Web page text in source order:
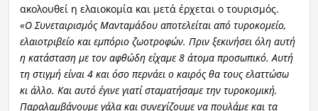
ακολουθεί η ελαιοκομία και μετά έρχεται ο τουρισμός.
«Ο Συνεταιρισμός Μανταμάδου αποτελείται από τυροκομείο,
ελαιοτριβείο και εμπόριο ζωοτροφών. Πριν ξεκινήσει όλη αυτή
η κατάσταση με τον αφθώδη είχαμε 8 άτομα προσωπικό. Αυτή
τη στιγμή είναι 4 και όσο περνάει ο καιρός θα τους ελαττώσω
κι άλλο. Και αυτό έγινε γιατί σταματήσαμε την τυροκομική.
Παραλαμβάνουμε γάλα και συνεχίζουμε να πουλάμε και τα